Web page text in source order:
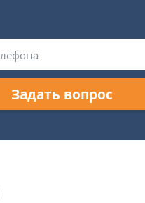
Задать вопрос